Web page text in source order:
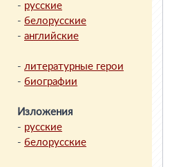
- русские
- белорусские
- английские
- литературные герои
- биографии
Изложения
- русские
- белорусские